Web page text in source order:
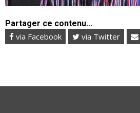
Partager ce contenu...
via Facebook via Twitter